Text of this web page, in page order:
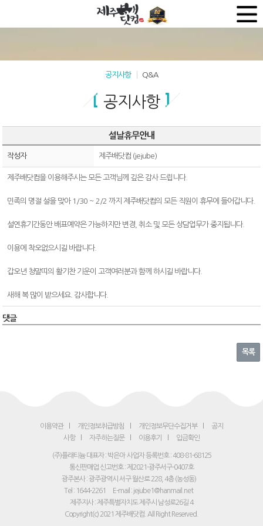
공지사항 Q&A
공지사항
설날휴무안내
작성자 제주배닷컴 (jejube)
제주배닷컴을 이용해주시는 모든 고객님께 깊은 감사 드립니다.
민족의 명절 설을 맞아 1/30 ~ 2/2 까지 제주배닷컴의 모든 직원이 휴무에 들어갑니다.
설연휴기간동안 배표예약은 가능하지만 변경, 취소 및 모든 상담업무가 중지됩니다.
이용에 착오없으시길 바랍니다.
갑오년 청말띠의 활기찬 기운이 고객여러분과 함께 하시길 바랍니다.
새해 복 많이 받으세요. 감사합니다.
댓글
목록
이용약관 개인정보취급방침 개인정보무단수집거부
공지
사항
자주하는질문 이용후기 입금확인
(주)플래티늄 대표자 : 박은아 사업자 등록번호 : 408-81-68125
통신판매업 신고번호 : 제2021-광주서구-0407호
광주본사 : 광주광역시 서구 월산로 228, 4층 (농성동)
Tel : 1644-2261
E-mail : jejube1@hanmail.net
제주지사 : 제주특별자치도 제주시 남성로26길 4
Copyright(c) 2021 제주배닷컴. All Right Reserved.